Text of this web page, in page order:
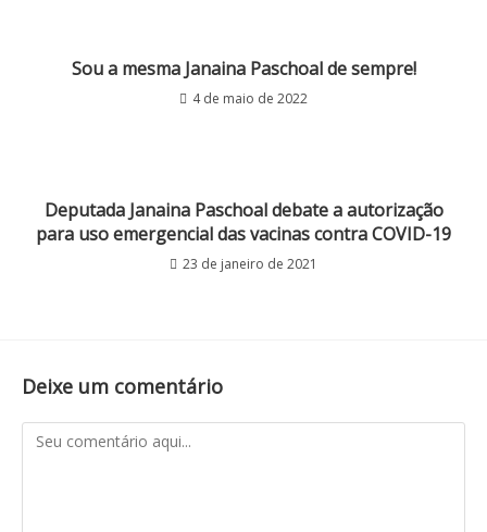
Sou a mesma Janaina Paschoal de sempre!
4 de maio de 2022
Deputada Janaina Paschoal debate a autorização
para uso emergencial das vacinas contra COVID-19
23 de janeiro de 2021
Deixe um comentário